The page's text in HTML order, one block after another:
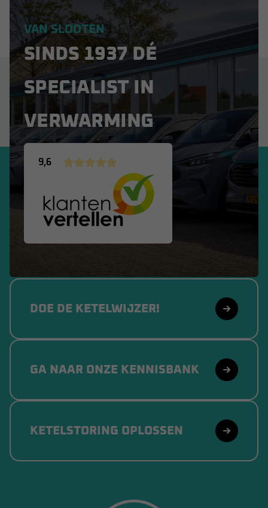
VAN SLOOTEN
SINDS 1937 DÉ
SPECIALIST IN
VERWARMING
9,6
DOE DE KETELWIJZER!
GA NAAR ONZE KENNISBANK
KETELSTORING OPLOSSEN